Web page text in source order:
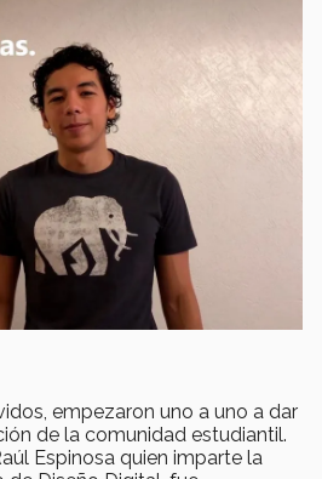
empezaron uno a uno a dar
de la comunidad estudiantil.
Espinosa quien imparte la